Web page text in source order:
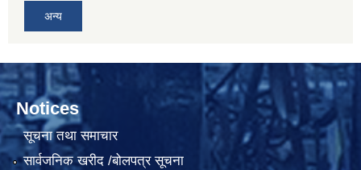
अन्य
Notices
सूचना तथा समाचार
सार्वजनिक खरीद /बोलपत्र सूचना